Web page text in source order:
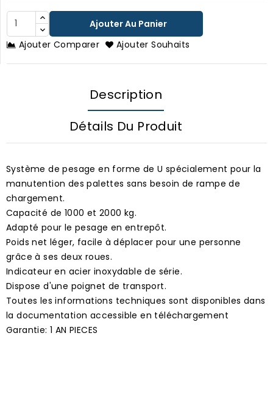
Ajouter Au Panier
Ajouter Comparer
Ajouter Souhaits
Description
Détails Du Produit
Système de pesage en forme de U spécialement pour la
manutention des palettes sans besoin de rampe de
chargement.
Capacité de 1000 et 2000 kg.
Adapté pour le pesage en entrepôt.
Poids net léger, facile à déplacer pour une personne
grâce à ses deux roues.
Indicateur en acier inoxydable de série.
Dispose d'une poignet de transport.
Toutes les informations techniques sont disponibles dans
la documentation accessible en téléchargement
Garantie: 1 AN PIECES